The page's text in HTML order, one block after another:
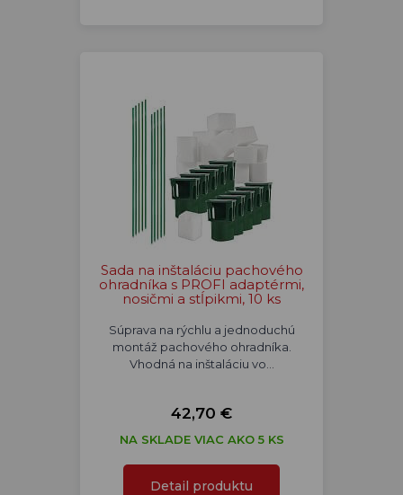
Sada na inštaláciu pachového
ohradníka s PROFI adaptérmi,
nosičmi a stĺpikmi, 10 ks
Súprava na rýchlu a jednoduchú
montáž pachového ohradníka.
Vhodná na inštaláciu vo…
42,70 €
NA SKLADE VIAC AKO 5 KS
Detail produktu